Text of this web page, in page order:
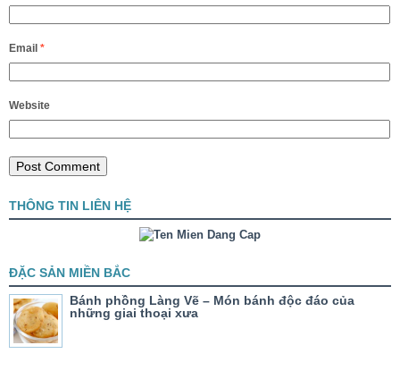
Email *
Website
THÔNG TIN LIÊN HỆ
ĐẶC SẢN MIỀN BẮC
Bánh phồng Làng Vẽ – Món bánh độc đáo của
những giai thoại xưa